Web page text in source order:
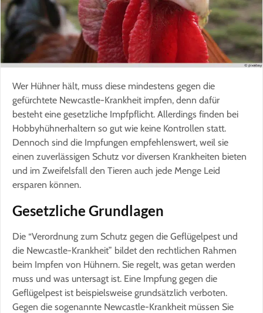
Wer Hühner hält, muss diese mindestens gegen die
gefürchtete Newcastle-Krankheit impfen, denn dafür
besteht eine gesetzliche Impfpflicht. Allerdings finden bei
Hobbyhühnerhaltern so gut wie keine Kontrollen statt.
Dennoch sind die Impfungen empfehlenswert, weil sie
einen zuverlässigen Schutz vor diversen Krankheiten bieten
und im Zweifelsfall den Tieren auch jede Menge Leid
ersparen können.
Gesetzliche Grundlagen
Die “Verordnung zum Schutz gegen die Geflügelpest und
die Newcastle-Krankheit” bildet den rechtlichen Rahmen
beim Impfen von Hühnern. Sie regelt, was getan werden
muss und was untersagt ist. Eine Impfung gegen die
Geflügelpest ist beispielsweise grundsätzlich verboten.
Gegen die sogenannte Newcastle-Krankheit müssen Sie